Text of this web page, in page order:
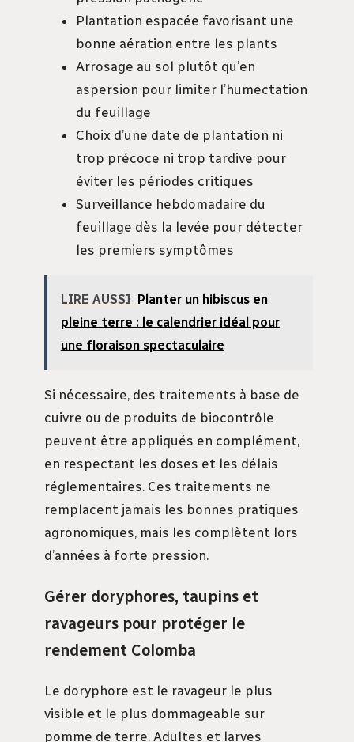
Plantation espacée favorisant une
bonne aération entre les plants
Arrosage au sol plutôt qu’en
aspersion pour limiter l’humectation
du feuillage
Choix d’une date de plantation ni
trop précoce ni trop tardive pour
éviter les périodes critiques
Surveillance hebdomadaire du
feuillage dès la levée pour détecter
les premiers symptômes
LIRE AUSSI
Planter un hibiscus en
pleine terre : le calendrier idéal pour
une floraison spectaculaire
Si nécessaire, des traitements à base de
cuivre ou de produits de biocontrôle
peuvent être appliqués en complément,
en respectant les doses et les délais
réglementaires. Ces traitements ne
remplacent jamais les bonnes pratiques
agronomiques, mais les complètent lors
d’années à forte pression.
Gérer doryphores, taupins et
ravageurs pour protéger le
rendement Colomba
Le doryphore est le ravageur le plus
visible et le plus dommageable sur
pomme de terre. Adultes et larves